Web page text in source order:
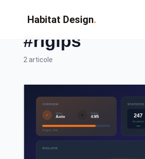
Habitat Design.
Eticheta
#rigips
2 articole